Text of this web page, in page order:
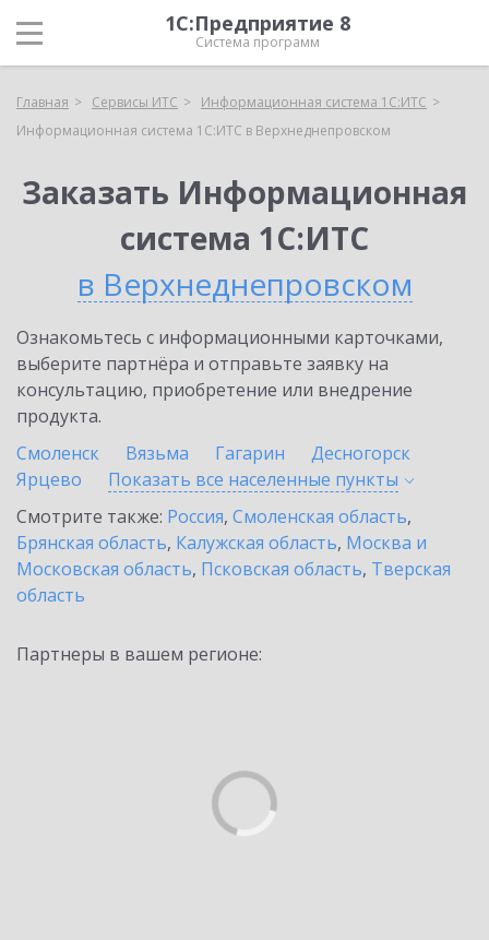
1С:Предприятие 8
Система программ
Главная Сервисы ИТС
Информационная система 1С:ИТС
Информационная система 1С:ИТС в Верхнеднепровском
Заказать Информационная
система 1С:ИТС
в Верхнеднепровском
Ознакомьтесь с информационными карточками,
выберите партнёра и отправьте заявку на
консультацию, приобретение или внедрение
продукта.
Смоленск
Вязьма Гагарин
Десногорск
Ярцево
Показать все населенные пункты
Смотрите также: Россия, Смоленская область,
Брянская область, Калужская область, Москва и
Московская область, Псковская область, Тверская
область
Партнеры в вашем регионе: